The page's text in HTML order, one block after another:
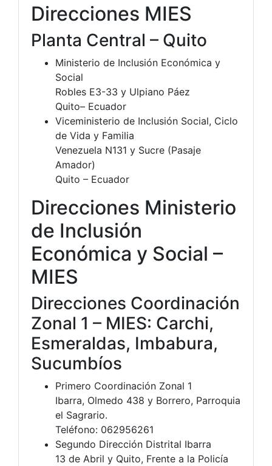
Direcciones MIES
Planta Central – Quito
Ministerio de Inclusión Económica y
Social
Robles E3-33 y Ulpiano Páez
Quito– Ecuador
Viceministerio de Inclusión Social, Ciclo
de Vida y Familia
Venezuela N131 y Sucre (Pasaje
Amador)
Quito – Ecuador
Direcciones Ministerio
de Inclusión
Económica y Social –
MIES
Direcciones Coordinación
Zonal 1 – MIES: Carchi,
Esmeraldas, Imbabura,
Sucumbíos
Primero Coordinación Zonal 1
Ibarra, Olmedo 438 y Borrero, Parroquia
el Sagrario.
Teléfono: 062956261
Segundo Dirección Distrital Ibarra
13 de Abril y Quito, Frente a la Policía